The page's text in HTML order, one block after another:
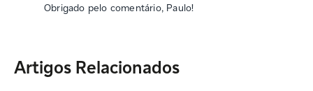
Obrigado pelo comentário, Paulo!
Artigos Relacionados